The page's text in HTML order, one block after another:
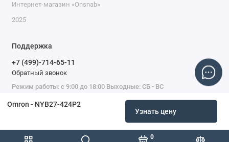
0
Omron - NYB27-424P2
Узнать цену
Интернет-магазин «Onsnab»
2025
Поддержка
+7 (499)-714-65-11
Обратный звонок
Режим работы: с 9:00 до 18:00 Выходные: СБ - ВС